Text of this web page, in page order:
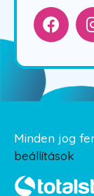
Minden jog
beállítások